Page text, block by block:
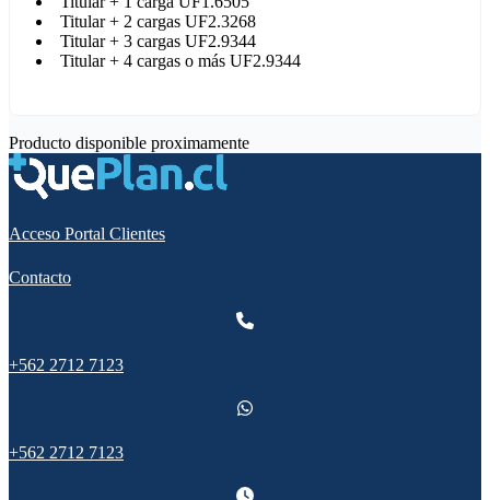
Titular + 2 cargas UF2.3268
Titular + 3 cargas UF2.9344
Titular + 4 cargas o más UF2.9344
Producto disponible proximamente
Acceso Portal Clientes
Contacto
+562 2712 7123
+562 2712 7123